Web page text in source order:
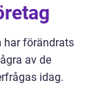
har förändrats
av de
idag.